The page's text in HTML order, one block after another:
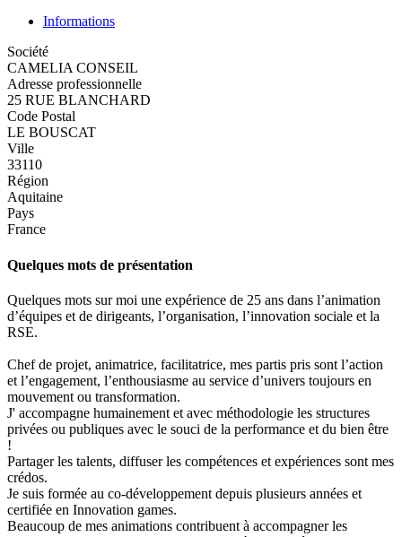
Informations
Société
CAMELIA CONSEIL
Adresse professionnelle
25 RUE BLANCHARD
Code Postal
LE BOUSCAT
Ville
33110
Région
Aquitaine
Pays
France
Quelques mots de présentation
Quelques mots sur moi une expérience de 25 ans dans l’animation
d’équipes et de dirigeants, l’organisation, l’innovation sociale et la
RSE.
Chef de projet, animatrice, facilitatrice, mes partis pris sont l’action
et l’engagement, l’enthousiasme au service d’univers toujours en
mouvement ou transformation.
J' accompagne humainement et avec méthodologie les structures
privées ou publiques avec le souci de la performance et du bien être
!
Partager les talents, diffuser les compétences et expériences sont mes
crédos.
Je suis formée au co-développement depuis plusieurs années et
certifiée en Innovation games.
Beaucoup de mes animations contribuent à accompagner les